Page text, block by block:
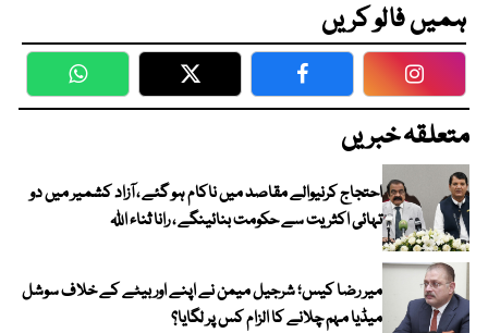
ہمیں فالو کریں
WhatsApp Twitter Facebook
متعلقہ خبریں
احتجاج کرنیوالے مقاصد میں ناکام ہو گئے ، آزاد کشمیر میں دو
تہائی اکثریت سے حکومت بنائینگے ، رانا ثناء اللہ
میر رضا کیس؛ شرجیل میمن نے اپنے اور بیٹے کے خلاف سوشل
میڈیا مہم چلانے کا الزام کس پر لگایا؟